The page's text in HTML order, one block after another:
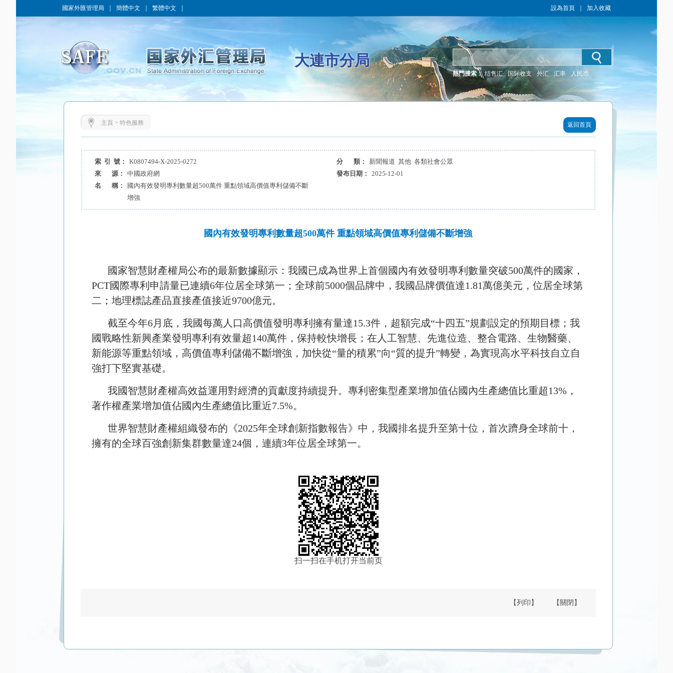
國家外匯管理局 簡體中文 繁體中文 設為首頁 加入收藏
大連市分局
熱門搜索： 结售汇 国际收支 外汇 汇率 人民币
主頁 > 特色服務 返回首頁
索 引 號： K0807494-X-2025-0272 分 類：
新聞報道 其他 各類社會公眾
來 源：
中國政府網 發布日期：
2025-12-01
名 稱：
國內有效發明專利數量超500萬件 重點領域高價值專利儲備不斷
增強
國內有效發明專利數量超500萬件 重點領域高價值專利儲備不斷增強
國家智慧財產權局公布的最新數據顯示：我國已成為世界上首個國內有效發明專利數量突破500萬件的國家，
PCT國際專利申請量已連續6年位居全球第一；全球前5000個品牌中，我國品牌價值達1.81萬億美元，位居全球第
二；地理標誌產品直接產值接近9700億元。
截至今年6月底，我國每萬人口高價值發明專利擁有量達15.3件，超額完成“十四五”規劃設定的預期目標；我
國戰略性新興產業發明專利有效量超140萬件，保持較快增長；在人工智慧、先進位造、整合電路、生物醫藥、
新能源等重點領域，高價值專利儲備不斷增強，加快從“量的積累”向“質的提升”轉變，為實現高水平科技自立自
強打下堅實基礎。
我國智慧財產權高效益運用對經濟的貢獻度持續提升。專利密集型產業增加值佔國內生產總值比重超13% ，
著作權產業增加值佔國內生產總值比重近7.5%。
世界智慧財產權組織發布的《2025年全球創新指數報告》中，我國排名提升至第十位，首次躋身全球前十，
擁有的全球百強創新集群數量達24個，連續3年位居全球第一。
扫一扫在手机打开当前页
【列印】 【關閉】